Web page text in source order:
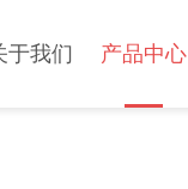
于我们 产品中心